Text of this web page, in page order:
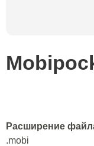
Расширение
.mobi